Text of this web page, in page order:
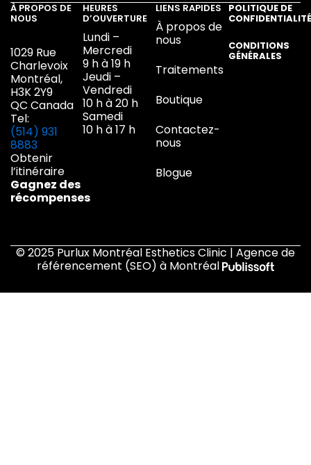
À PROPOS DE
NOUS
1029 Rue
Charlevoix
Montréal,
H3K 2Y9
QC Canada
Tel:
(514) 931
8883
Obtenir
l’itinéraire
Gagnez des
récompenses
HEURES
D’OUVERTURE
Lundi –
Mercredi
9 h à 19 h
Jeudi –
Vendredi
10 h à 20 h
Samedi
10 h à 17 h
LIENS RAPIDES
À propos de
nous
Traitements
Boutique
Contactez-
nous
Blogue
POLITIQUE DE
CONFIDENTIALITÉ
CONDITIONS
GÉNÉRALES
© 2025 Purlux Montréal Esthetics Clinic | Agence de
référencement (SEO) à Montréal